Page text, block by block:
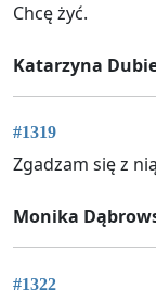
Chcę żyć.
Katarzyna
#1319
Zgadzam się z
Monika
#1322